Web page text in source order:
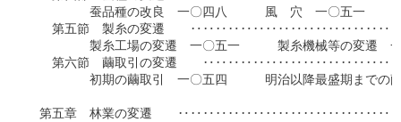
蚕品種の改良　一〇四八　　　風　穴　一〇五一
第五節　製糸の変遷　　
製糸工場の変遷　一〇五一　　　製糸機械等の変遷　一
第六節　繭取引の変遷　　
初期の繭取引　一〇五四　　　明治以降最盛期までの繭取
第五章　林業の変遷　　